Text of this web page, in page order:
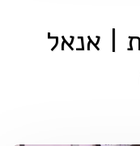
| אנאל